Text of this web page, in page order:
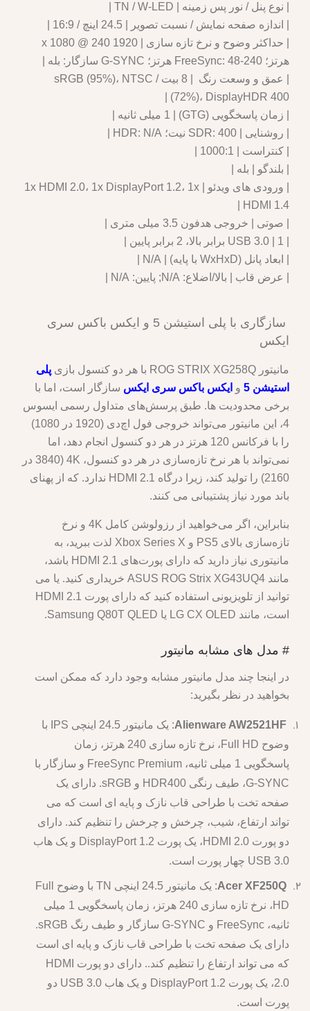
| نوع پنل / نور پس زمینه | TN / W-LED |
| اندازه صفحه نمایش / نسبت تصویر | 24.5 اینچ / 16:9 |
| حداکثر وضوح و نرخ تازه سازی | 1920 x 1080 @ 240
هرتز؛ FreeSync: 48-240 هرتز؛ G-SYNC سازگار: بله |
| عمق و وسعت رنگ | 8 بیت / sRGB (95%)، NTSC
(72%)، DisplayHDR 400 |
| زمان پاسخگویی (GTG) | 1 میلی ثانیه |
| روشنایی | SDR: 400 نیت؛ HDR: N/A |
| کنتراست | 1000:1 |
| بلندگو | بله |
| ورودی های ویدئو | 1x HDMI 2.0، 1x DisplayPort 1.2، 1x
HDMI 1.4 |
| صوتی | خروجی هدفون 3.5 میلی متری |
| ابعاد پانل (WxHxD با پایه) | N/A |
| عرض قاب | بالا/اضلاع: N/A; پایین: N/A |
سازگاری با پلی استیشن 5 و ایکس باکس سری
ایکس
مانیتور ROG STRIX XG258Q با هر دو کنسول بازی
پلی
استیشن 5
و ایکس باکس سری ایکس سازگار است، اما با
برخی محدودیت ها. طبق پرسش‌های متداول رسمی ایسوس
4، این مانیتور می‌تواند خروجی فول اچ‌دی (1920 در 1080)
را با فرکانس 120 هرتز در هر دو کنسول انجام دهد، اما
نمی‌تواند با هر نرخ تازه‌سازی در هر دو کنسول، 4K (3840 در
2160) را تولید کند، زیرا درگاه HDMI 2.1 ندارد. که از پهنای
باند مورد نیاز پشتیبانی می کنند.
بنابراین، اگر می‌خواهید از رزولوشن کامل 4K و نرخ
تازه‌سازی بالای PS5 و Xbox Series X لذت ببرید، به
مانیتوری نیاز دارید که دارای پورت‌های HDMI 2.1 باشد،
مانند ASUS ROG Strix XG43UQ4 خریداری کنید. یا می
توانید از تلویزیونی استفاده کنید که دارای پورت HDMI 2.1
است، مانند LG CX OLED یا Samsung Q80T QLED.
# مدل های مشابه مانیتور
در اینجا چند مدل مانیتور مشابه وجود دارد که ممکن است
بخواهید در نظر بگیرید:
Alienware AW2521HF
: یک مانیتور 24.5 اینچی IPS با
وضوح Full HD، نرخ تازه سازی 240 هرتز، زمان
پاسخگویی 1 میلی ثانیه، FreeSync Premium و سازگار با
G-SYNC، طیف رنگی HDR400 و sRGB. دارای یک
صفحه تخت با طراحی قاب نازک و پایه ای است که می
تواند ارتفاع، شیب، چرخش و چرخش را تنظیم کند. دارای
دو پورت HDMI 2.0، یک پورت DisplayPort 1.2 و یک هاب
USB 3.0 چهار پورت است.
Acer XF250Q
: یک مانیتور 24.5 اینچی TN با وضوح Full
HD، نرخ تازه سازی 240 هرتز، زمان پاسخگویی 1 میلی
ثانیه، FreeSync و G-SYNC سازگار و طیف رنگ sRGB.
دارای یک صفحه تخت با طراحی قاب نازک و پایه ای است
که می تواند ارتفاع را تنظیم کند.. دارای دو پورت HDMI
2.0، یک پورت DisplayPort 1.2 و یک هاب USB 3.0 دو
پورت است.